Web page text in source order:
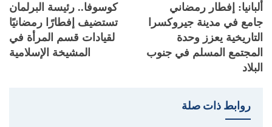
ألبانيا: إفطار رمضاني
جامع في مدينة جيروكسرا
التاريخية يعزز وحدة
المجتمع المسلم في جنوب
البلاد
كوسوفا.. رئيسة البرلمان
تستضيف إفطارًا رمضانيًا
لقيادات قسم المرأة في
المشيخة الإسلامية
روابط ذات صلة